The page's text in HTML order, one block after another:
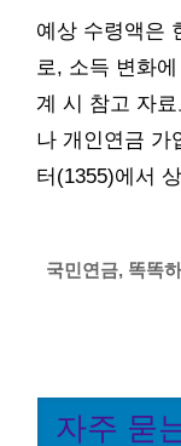
예상 수령액은
로, 소득 변화
계 시 참고 자
나 개인연금 가
터(1355)에서
국민연금, 똑똑
자주 묻